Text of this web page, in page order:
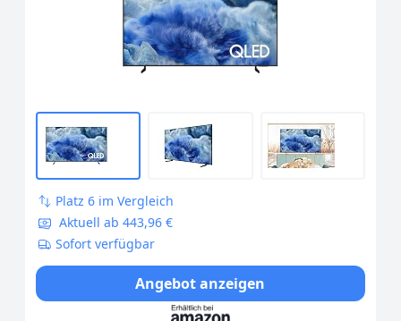
Wi-Fi, Bluetooth 5.3 und Motion...
[Länderversion Ungarisch]
Platz 6 im Vergleich
Aktuell ab 443,96 €
Sofort verfügbar
Angebot anzeigen